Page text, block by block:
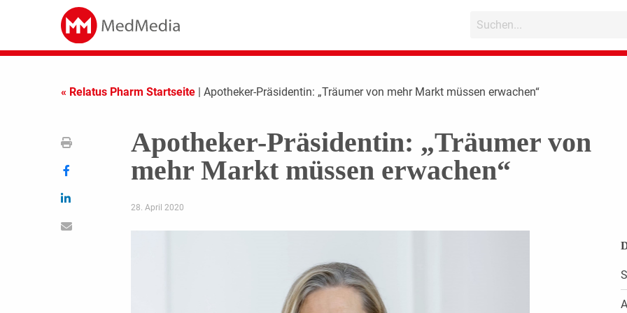
« Relatus Pharm Startseite | Apotheker-Präsidentin: „Träumer von mehr Markt müssen erwachen“
Apotheker-Präsidentin: „Träumer von
mehr Markt müssen erwachen“
28. April 2020